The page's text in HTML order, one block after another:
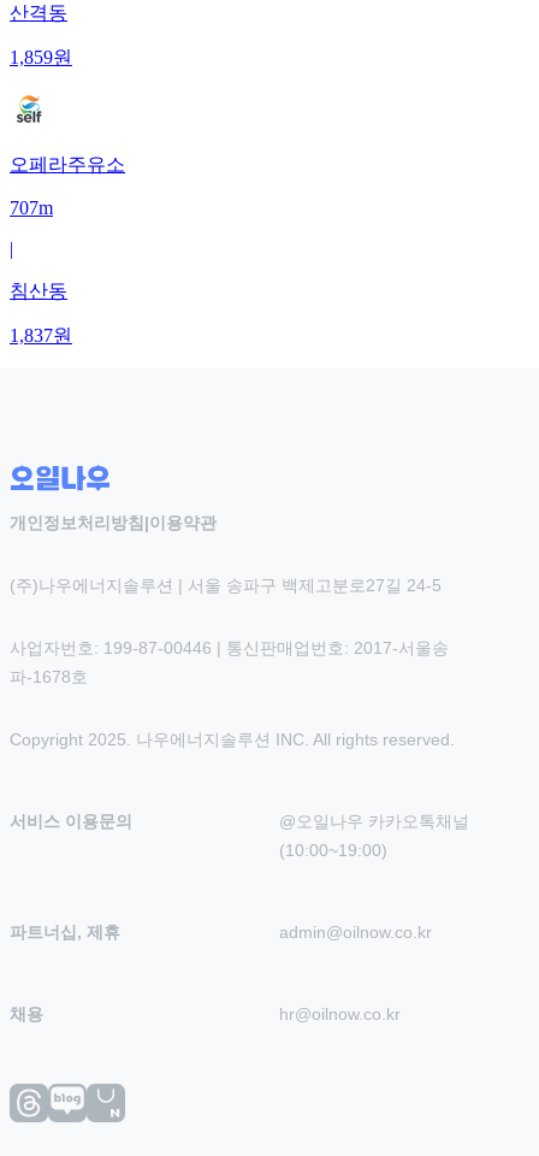
산격동
1,859원
오페라주유소
707m
|
침산동
1,837원
개인정보처리방침 |이용약관
(주)나우에너지솔루션 | 서울 송파구 백제고분로27길 24-5
사업자번호: 199-87-00446 | 통신판매업번호: 2017-서울송
파-1678호
Copyright 2025. 나우에너지솔루션 INC. All rights reserved.
서비스 이용문의
@오일나우 카카오톡채널
(10:00~19:00)
파트너십, 제휴 admin@oilnow.co.kr
채용 hr@oilnow.co.kr